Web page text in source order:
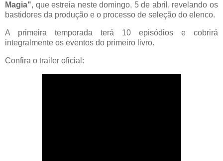
Magia", que estreia neste domingo, 5 de abril, revelando os
bastidores da produção e o processo de seleção do elenco.
A primeira temporada terá 10 episódios e cobrirá
integralmente os eventos do primeiro livro.
Confira o trailer oficial: